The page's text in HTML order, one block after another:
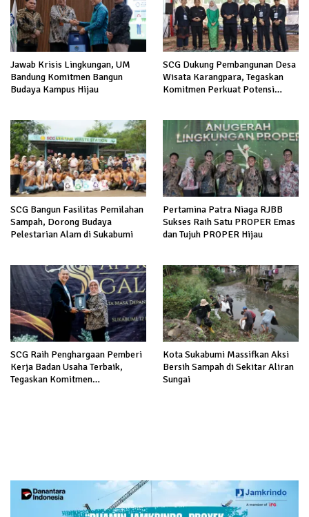
Jawab Krisis Lingkungan, UM
Bandung Komitmen Bangun
Budaya Kampus Hijau
SCG Dukung Pembangunan Desa
Wisata Karangpara, Tegaskan
Komitmen Perkuat Potensi
SCG Bangun Fasilitas Pemilahan
Sampah, Dorong Budaya
Pelestarian Alam di Sukabumi
Pertamina Patra Niaga RJBB
Sukses Raih Satu PROPER Emas
dan Tujuh PROPER Hijau
SCG Raih Penghargaan Pemberi
Kerja Badan Usaha Terbaik,
Tegaskan Komitmen
Kota Sukabumi Massifkan Aksi
Bersih Sampah di Sekitar Aliran
Sungai